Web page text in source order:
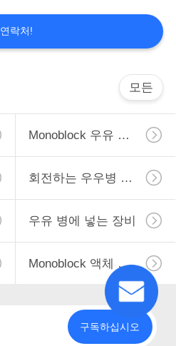
연락처!
모든
Monoblock 우유 채우는 선
회전하는 우우병 채우는 선
우유 병에 넣는 장비
Monoblock 액체 충전물 기계
구독하십시오